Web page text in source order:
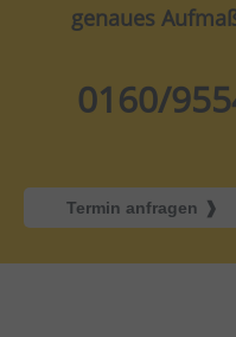
genaues
0160/
Termin anfragen